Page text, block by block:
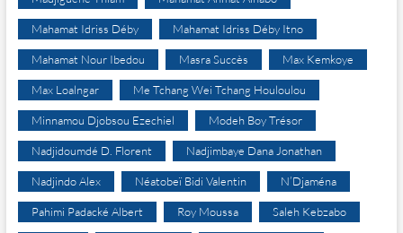
Mahamat Idriss Déby Mahamat Idriss Déby Itno
Mahamat Nour Ibedou Masra Succès Max Kemkoye
Max Loalngar Me Tchang Wei Tchang Houloulou
Minnamou Djobsou Ezechiel Modeh Boy Trésor
Nadjidoumdé D. Florent Nadjimbaye Dana Jonathan
Nadjindo Alex Néatobeï Bidi Valentin N’Djaména
Pahimi Padacké Albert Roy Moussa Saleh Kebzabo